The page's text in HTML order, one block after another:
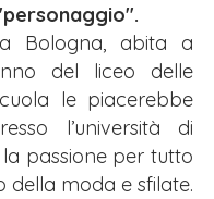
Bologna, abita a
del liceo delle
le piacerebbe
l’università di
passione per tutto
della moda e sfilate.